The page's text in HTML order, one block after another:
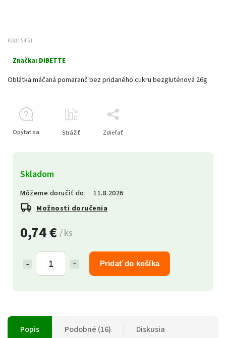
Kód: 5451
Značka: DIBETTE
0,74 € / ks
Pridať do košíka
Skladom
Môžeme doručiť do:
11.8.2026
Možnosti doručenia
Oblátka máčaná pomaranč bez pridaného cukru bezgluténová 26g
Opýtať sa Strážiť Zdieľať
Popis Podobné (16) Diskusia